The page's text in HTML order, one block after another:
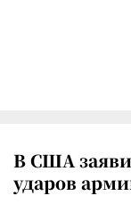
В США
ударов